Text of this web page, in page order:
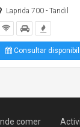
Laprida 700 - Tandil
Consultar
comer